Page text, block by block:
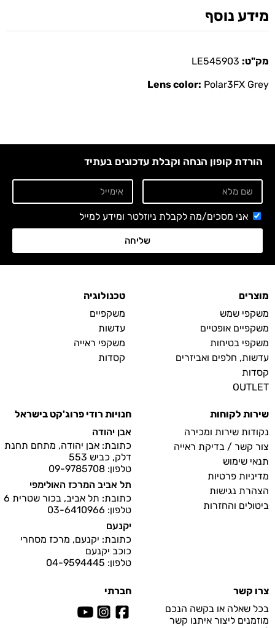
מידע נוסף
מק"ט:
Lens color: Polar3FX Grey
הורדת קופון הנחה וקבלת עדכונים בעתיד
אני מסכים/מה לקבלת ניוזלטר ומידע למייל
שליחה
מוצרים
משקפי שמש
משקפיים אופטיים
משקפי בטיחות
עדשות, חלפים ואביזרים
קסדות
OUTLET
טכנולוגיה
משקפיים
עדשות
משקפי ראייה
קסדות
שירות לקוחות
נקודות שירות ומכירה
צור קשר / בדיקת ראייה
תנאי שימוש
מדיניות פרטיות
הצהרת נגישות
ביטולים והחזרות
חנויות רודי פרוג'קט בישראל
אבן יהודה
כתובת: אבן יהודה, מתחם תחנת
דלק, כביש 553
טלפון: 09-9785708
תל אביב המרכז האולימפי
כתובת: תל אביב, בכור שטרית 6
טלפון: 03-6410966
יקנעם
כתובת: יקנעם, מרכז מסחרי
כוכב יקנעם
טלפון: 04-9594445
צרו קשר
בכל שאלה או בקשה הנכם
מוזמנים ליצור איתנו קשר
חברתי